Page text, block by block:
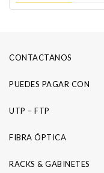
CONTACTANOS
PUEDES PAGAR CON
UTP – FTP
FIBRA ÓPTICA
RACKS & GABINETES